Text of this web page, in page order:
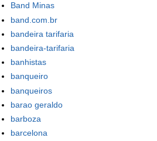
Band Minas
band.com.br
bandeira tarifaria
bandeira-tarifaria
banhistas
banqueiro
banqueiros
barao geraldo
barboza
barcelona